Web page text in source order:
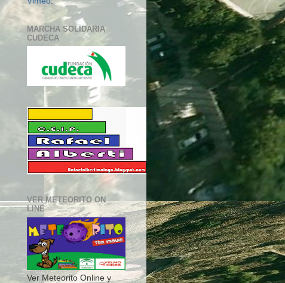
MARCHA SOLIDARIA
CUDECA
VER METEORITO ON
LINE
Ver Meteorito Online y